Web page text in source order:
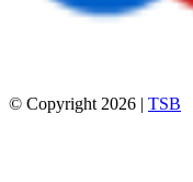
© Copyright 2026 | TSB